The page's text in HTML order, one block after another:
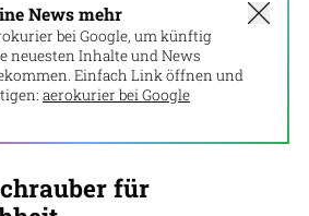
News mehr
bei Google, um künftig
neuesten Inhalte und News
Einfach Link öffnen und
aerokurier bei Google
für